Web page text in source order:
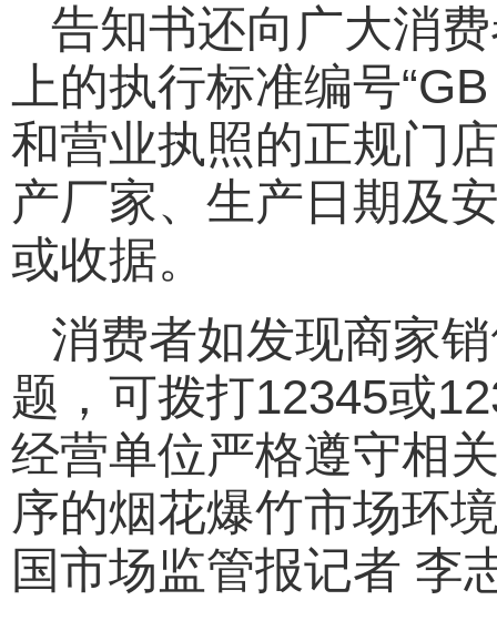
告知书还向广大消
上的执行标准编号
和营业执照的正规门
产厂家、生产日期及
或收据。
消费者如发现商家
题，可拨打12345或
经营单位严格遵守相
序的烟花爆竹市场环
国市场监管报记者 李